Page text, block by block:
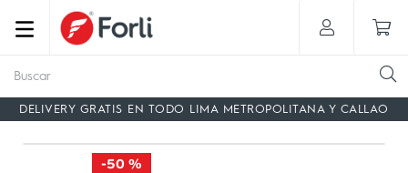
DELIVERY GRATIS EN TODO LIMA METROPOLITANA Y CALLAO
-50 %